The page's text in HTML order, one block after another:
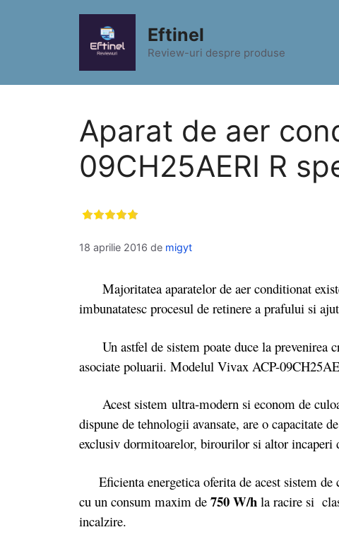
Eftinel
Review-uri despre produse
Aparat de aer
09CH25AERI R
18 aprilie 2016 de migyt
Majoritatea aparatelor de aer conditionat
imbunatatesc procesul de retinere a prafului si
Un astfel de sistem poate duce la prevenirea
asociate poluarii. Modelul Vivax ACP-
Acest sistem ultra-modern si econom de
dispune de tehnologii avansate, are o capacitate
exclusiv dormitoarelor, birourilor si altor
Eficienta energetica oferita de acest sistem de
cu un consum maxim de 750 W/h la racire si
incalzire.